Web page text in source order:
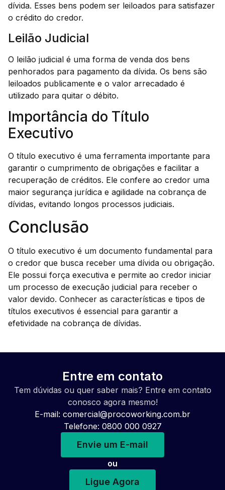
dívida. Esses bens podem ser leiloados para satisfazer
o crédito do credor.
Leilão Judicial
O leilão judicial é uma forma de venda dos bens
penhorados para pagamento da dívida. Os bens são
leiloados publicamente e o valor arrecadado é
utilizado para quitar o débito.
Importância do Título
Executivo
O título executivo é uma ferramenta importante para
garantir o cumprimento de obrigações e facilitar a
recuperação de créditos. Ele confere ao credor uma
maior segurança jurídica e agilidade na cobrança de
dívidas, evitando longos processos judiciais.
Conclusão
O título executivo é um documento fundamental para
o credor que busca receber uma dívida ou obrigação.
Ele possui força executiva e permite ao credor iniciar
um processo de execução judicial para receber o
valor devido. Conhecer as características e tipos de
títulos executivos é essencial para garantir a
efetividade na cobrança de dívidas.
Entre em contato
Tem dúvidas ou quer saber mais? Entre em contato
conosco agora mesmo!
E-mail: comercial@procoworking.com.br
Telefone: 0800 000 0927
Envie um E-mail
ou
Ligue Agora